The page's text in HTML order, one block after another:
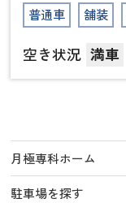
普通車 舗装
空き状況 満車
月極専科ホーム
駐車場を探す